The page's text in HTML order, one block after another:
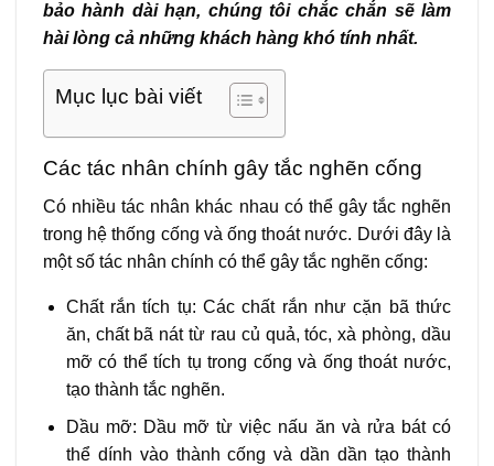
bảo hành dài hạn, chúng tôi chắc chắn sẽ làm
hài lòng cả những khách hàng khó tính nhất.
Mục lục bài viết
Các tác nhân chính gây tắc nghẽn cống
Có nhiều tác nhân khác nhau có thể gây tắc nghẽn
trong hệ thống cống và ống thoát nước. Dưới đây là
một số tác nhân chính có thể gây tắc nghẽn cống:
Chất rắn tích tụ: Các chất rắn như cặn bã thức
ăn, chất bã nát từ rau củ quả, tóc, xà phòng, dầu
mỡ có thể tích tụ trong cống và ống thoát nước,
tạo thành tắc nghẽn.
Dầu mỡ: Dầu mỡ từ việc nấu ăn và rửa bát có
thể dính vào thành cống và dần dần tạo thành